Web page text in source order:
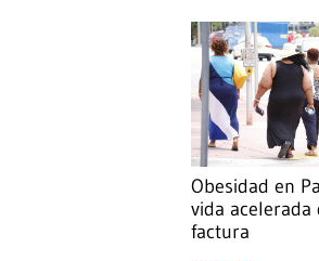
Obesidad en
vida acelerada
factura